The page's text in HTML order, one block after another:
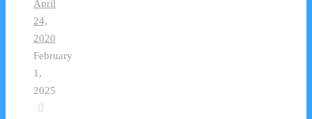
April
24,
2020
February
1,
2025